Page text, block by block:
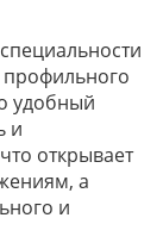
удобный
и
открывает
а
и